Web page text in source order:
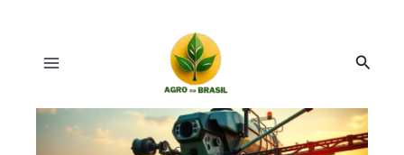
para
o
conteúdo
Menu
navigation